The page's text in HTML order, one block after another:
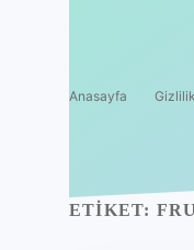
Anasayfa
ETIKET: